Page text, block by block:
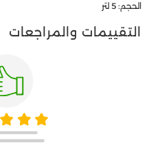
الحجم: 5 لتر
التقييمات والمراجعات